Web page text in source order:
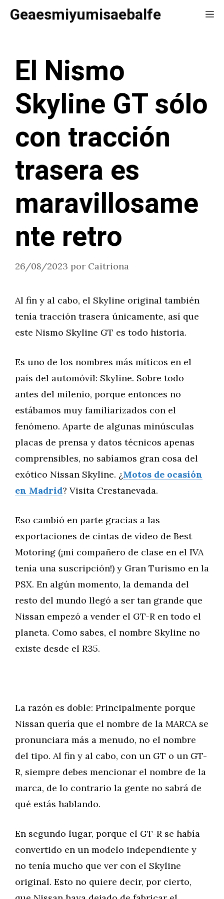
SaltarGeaesmiyumisaebalfe
El Nismo
Skyline GT sólo
con tracción
trasera es
maravillosame
nte retro
26/08/2023 por Caitriona
Al fin y al cabo, el Skyline original también
tenía tracción trasera únicamente, así que
este Nismo Skyline GT es todo historia.
Es uno de los nombres más míticos en el
país del automóvil: Skyline. Sobre todo
antes del milenio, porque entonces no
estábamos muy familiarizados con el
fenómeno. Aparte de algunas minúsculas
placas de prensa y datos técnicos apenas
comprensibles, no sabíamos gran cosa del
exótico Nissan Skyline. ¿Motos de ocasión
en Madrid? Visita Crestanevada.
Eso cambió en parte gracias a las
exportaciones de cintas de vídeo de Best
Motoring (¡mi compañero de clase en el IVA
tenía una suscripción!) y Gran Turismo en la
PSX. En algún momento, la demanda del
resto del mundo llegó a ser tan grande que
Nissan empezó a vender el GT-R en todo el
planeta. Como sabes, el nombre Skyline no
existe desde el R35.
La razón es doble: Principalmente porque
Nissan quería que el nombre de la MARCA se
pronunciara más a menudo, no el nombre
del tipo. Al fin y al cabo, con un GT o un GT-
R, siempre debes mencionar el nombre de la
marca, de lo contrario la gente no sabrá de
qué estás hablando.
En segundo lugar, porque el GT-R se había
convertido en un modelo independiente y
no tenía mucho que ver con el Skyline
original. Esto no quiere decir, por cierto,